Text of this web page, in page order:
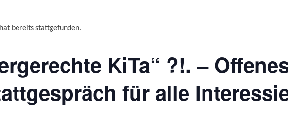
bereits stattgefunden.
KiTa“ ?!. –
für alle